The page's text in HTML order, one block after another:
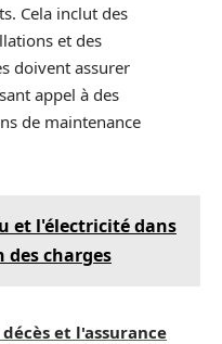
Cela inclut des
et des
doivent assurer
appel à des
de maintenance
et l'électricité dans
charges
et l'assurance